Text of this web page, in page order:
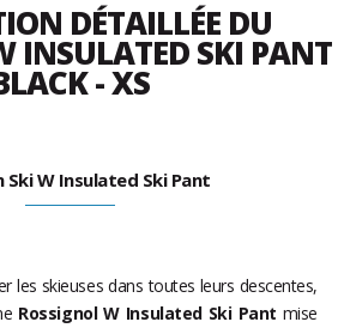
DÉTAILLÉE DU
INSULATED SKI PANT
- XS
Ski W Insulated Ski Pant
les skieuses dans toutes leurs descentes,
Rossignol W Insulated Ski Pant mise